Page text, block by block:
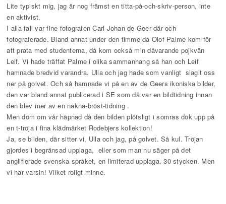
Lite typiskt mig, jag är nog främst en titta-på-och-skriv-person, inte
en aktivist.
I alla fall var fine fotografen Carl-Johan de Geer där och
fotograferade. Bland annat under den timme då Olof Palme kom för
att prata med studenterna, då kom också min dåvarande pojkvän
Leif. Vi hade träffat Palme i olika sammanhang så han och Leif
hamnade bredvid varandra. Ulla och jag hade som vanligt slagit oss
ner på golvet. Och så hamnade vi på en av de Geers ikoniska bilder,
den var bland annat publicerad i SE som då var en bildtidning innan
den blev mer av en nakna-bröst-tidning .
Men döm om vår häpnad då den bilden plötsligt i somras dök upp på
en t-tröja i fina klädmärket Rodebjers kollektion!
Ja, se bilden, där sitter vi, Ulla och jag, på golvet. Så kul. Tröjan
gjordes i begränsad upplaga, eller som man nu säger på det
anglifierade svenska språket, en limiterad upplaga. 30 stycken. Men
vi har varsin! Vilket roligt minne.